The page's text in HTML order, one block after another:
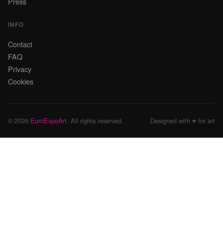
INFO
Contact
FAQ
Privacy
Cookies
© 2026 EuroExpoArt. All rights reserved. Designed with ♥ for art